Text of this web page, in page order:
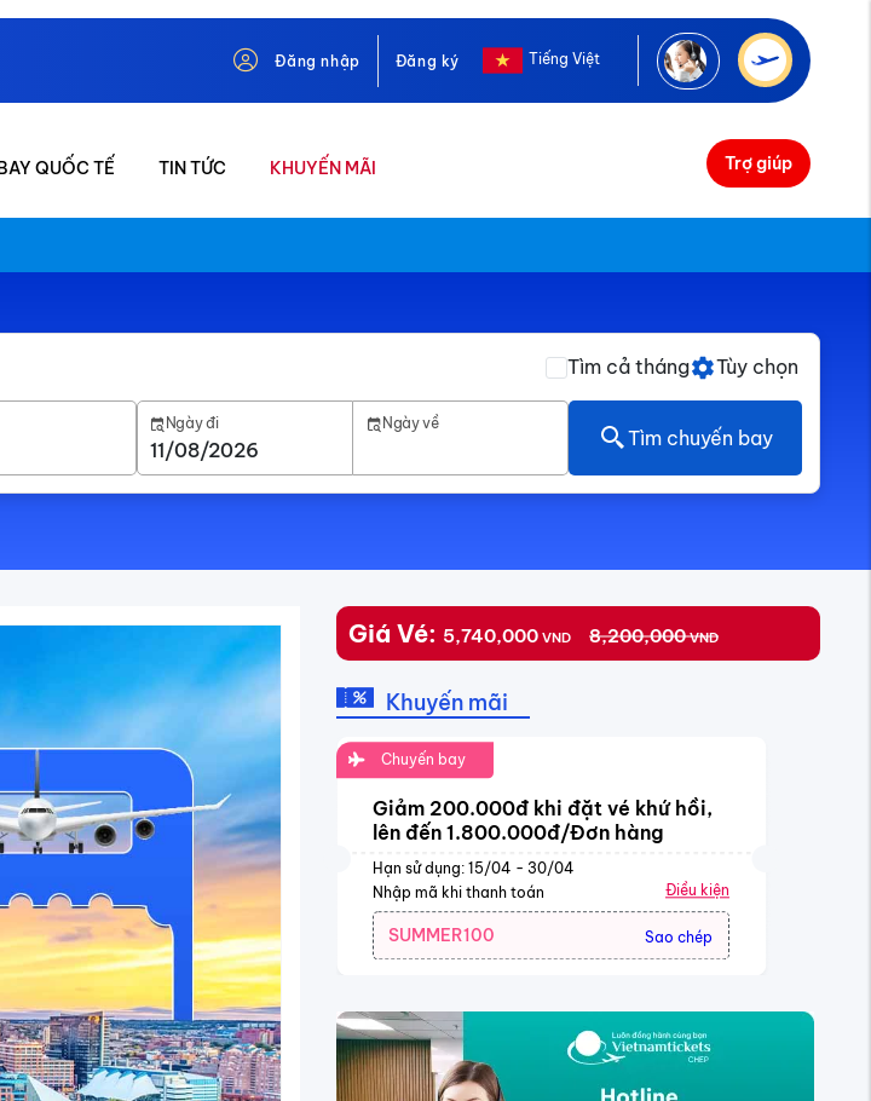
Đăng nhập Đăng ký Tiếng Việt
QUỐC TẾ TIN TỨC KHUYẾN MÃI Trợ giúp
Tìm cả tháng Tùy chọn
Ngày đi Ngày về
Tìm chuyến bay
Giá Vé: 5,740,000 VND 8,200,000 VND
Khuyến mãi
Chuyến bay
Giảm 200.000đ khi đặt vé khứ hồi,
lên đến 1.800.000đ/Đơn hàng
Hạn sử dụng: 15/04 - 30/04
Nhập mã khi thanh toán
Điều kiện
SUMMER100 Sao chép